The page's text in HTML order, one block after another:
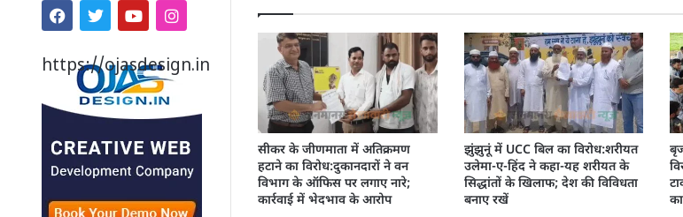
https://ojasdesign.in
सीकर के जीणमाता में अतिक्रमण
हटाने का विरोध:दुकानदारों ने वन
विभाग के ऑफिस पर लगाए नारे;
कार्रवाई में भेदभाव के आरोप
झुंझुनूं में UCC बिल का विरोध:शरीयत
उलेमा-ए-हिंद ने कहा-यह शरीयत के
सिद्धांतों के खिलाफ; देश की विविधता
बनाए रखें